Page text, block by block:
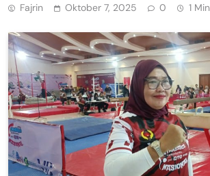
Fajrin Oktober 7, 2025 0 1